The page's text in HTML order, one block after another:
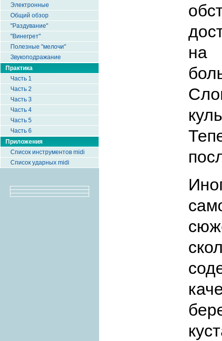
Электронные
Общий обзор
"Раздувание"
"Винегрет"
Полезные "мелочи"
Звукоподражание
Практика
Часть 1
Часть 2
Часть 3
Часть 4
Часть 5
Часть 6
Приложения
Список инструментов midi
Список ударных midi
на